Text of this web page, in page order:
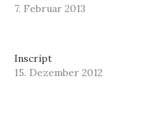
7. Februar 2013
Inscript
15. Dezember 2012